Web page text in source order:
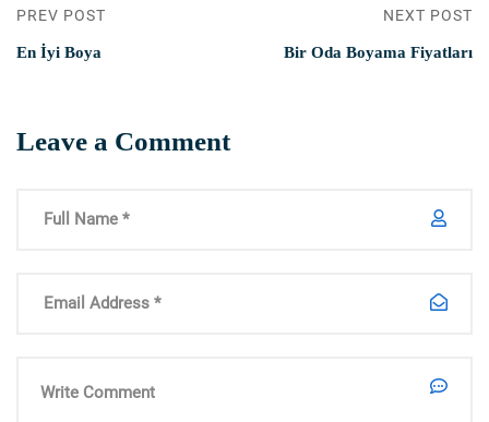
PREV POST
En İyi Boya
NEXT POST
Bir Oda Boyama Fiyatları
Leave a Comment